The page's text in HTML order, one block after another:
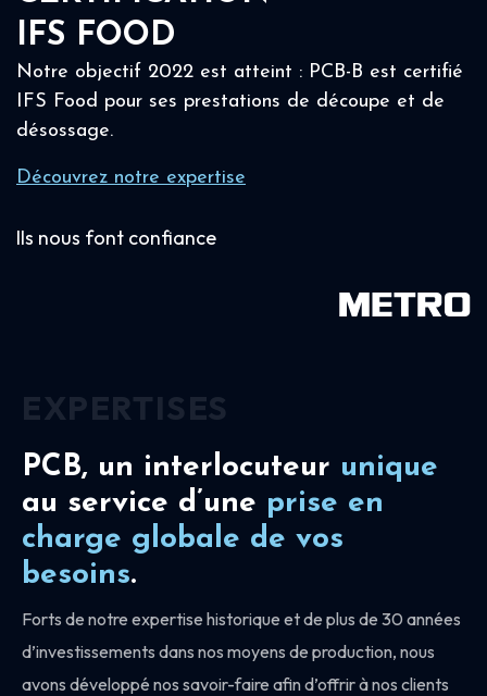
IFS FOOD
Notre objectif 2022 est atteint : PCB-B est certifié
IFS Food pour ses prestations de découpe et de
désossage.
Découvrez notre expertise
Ils nous font confiance
PCB, un interlocuteur unique
au service d’une prise en
charge globale de vos
besoins.
Forts de notre expertise historique et de plus de 30 années
d’investissements dans nos moyens de production, nous
avons développé nos savoir-faire afin d’offrir à nos clients
EXPERTISES